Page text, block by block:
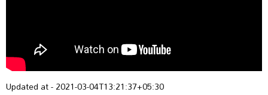
Updated at - 2021-03-04T13:21:37+05:30